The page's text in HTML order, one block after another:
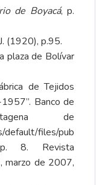
de Boyacá, p.
(1920), p.95.
plaza de Bolívar
de Tejidos
Banco de
de
default/files/pub
Revista
marzo de 2007,